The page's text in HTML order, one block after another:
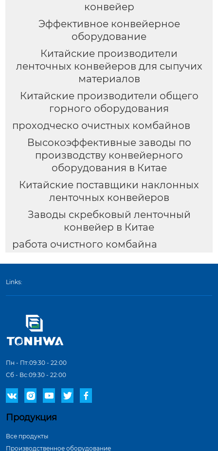
конвейер
Эффективное конвейерное
оборудование
Китайские производители
ленточных конвейеров для сыпучих
материалов
Китайские производители общего
горного оборудования
проходческо очистных комбайнов
Высокоэффективные заводы по
производству конвейерного
оборудования в Китае
Китайские поставщики наклонных
ленточных конвейеров
Заводы скребковый ленточный
конвейер в Китае
работа очистного комбайна
Links:
Пн - Пт:09:30 - 22:00
Сб - Вс:09:30 - 22:00
    
Продукция
Все продукты
Производственное оборудование